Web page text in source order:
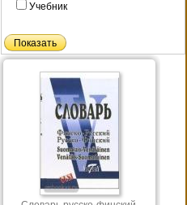
Учебник